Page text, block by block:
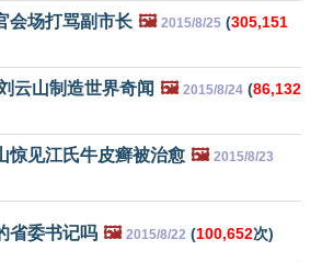
会场打骂副市长 🖼️ 2015/8/25 (305,151
云山制造世界奇闻 🖼️ 2015/8/24 (86,132
惊见江氏牛皮癣被治愈 🖼️ 2015/8/23
省委书记吗 🖼️ 2015/8/22 (100,652次)